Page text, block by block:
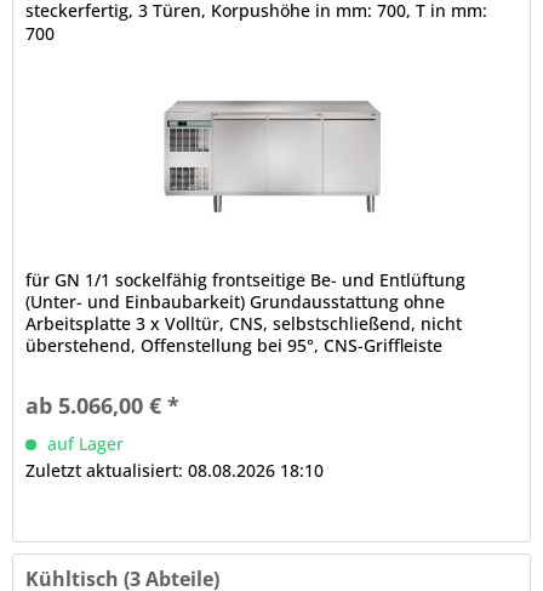
steckerfertig, 3 Türen, Korpushöhe in mm: 700, T in mm:
700
für GN 1/1 sockelfähig frontseitige Be- und Entlüftung
(Unter- und Einbaubarkeit) Grundausstattung ohne
Arbeitsplatte 3 x Volltür, CNS, selbstschließend, nicht
überstehend, Offenstellung bei 95°, CNS-Griffleiste
stufige Feuchtigkeitssteuerung, Turbo Cooling Zyklus,...
ab 5.066,00 € *
auf Lager
Zuletzt aktualisiert: 08.08.2026 18:10
Kühltisch (3 Abteile)